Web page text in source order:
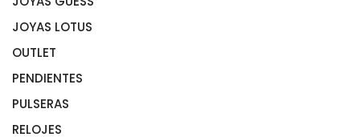
GARGANTILLAS CON DIAMANTES
PENDIENTES CON DIAMANTES
PULSERAS CON DIAMANTES
JOYAS LOTUS
OUTLET
PENDIENTES
PENDIENTES DE ORO
PENDIENTES DE PLATA
PULSERAS
PULSERAS DE ORO
RELOJES